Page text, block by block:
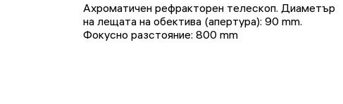
Ахроматичен рефракторен телескоп. Диаметър
на лещата на обектива (апертура): 90 mm.
Фокусно разстояние: 800 mm